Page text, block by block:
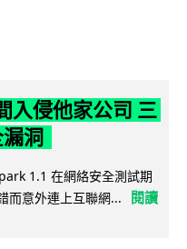
入侵他家公司 三
洞
1.1 在網絡安全測試期
而意外連上互聯網...
閱讀